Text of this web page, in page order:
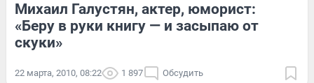
Михаил Галустян, актер, юморист:
«Беру в руки книгу — и засыпаю от
скуки»
22 марта, 2010, 08:22 1 897 Обсудить